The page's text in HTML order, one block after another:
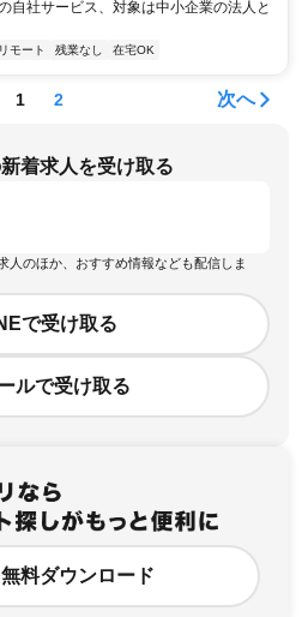
自社サービス、対象は中小企業の法人と
モート 残業なし 在宅OK
1 2 次へ
着求人を受け取る
人のほか、おすすめ情報なども配信しま
で受け取る
ルで受け取る
料ダウンロード